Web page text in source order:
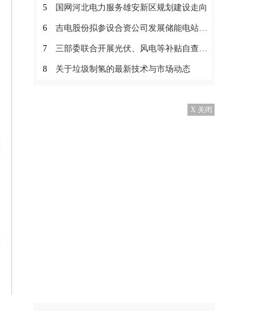
5 国网河北电力服务雄安新区规划建设走向
6 吉电股份拟参设合资公司发展储能电站业务
7 三部委联合开展光伏、风电等补贴自查工作！
8 关于垃圾制氢的最新技术与市场动态
X 关闭